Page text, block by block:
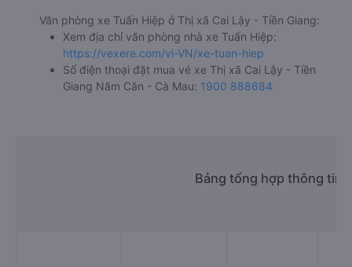
Văn phòng xe Tuấn Hiệp ở Thị xã Cai Lậy - Tiền Giang:
Xem địa chỉ văn phòng nhà xe Tuấn Hiệp:
https://vexere.com/vi-VN/xe-tuan-hiep
Số điện thoại đặt mua vé xe Thị xã Cai Lậy - Tiền
Giang Năm Căn - Cà Mau: 1900 888684
Bảng tổng hợp thông tin